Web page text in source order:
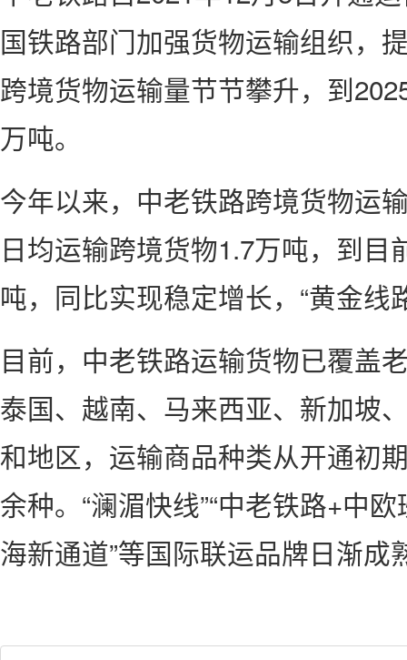
国铁路部门加强货物运输组织，
跨境货物运输量节节攀升，到
万吨。
今年以来，中老铁路跨境货物运
日均运输跨境货物1.7万吨，到目
吨，同比实现稳定增长，“黄金线
目前，中老铁路运输货物已覆盖
泰国、越南、马来西亚、新加坡
和地区，运输商品种类从开通初
余种。“澜湄快线”“中老铁路+中
海新通道”等国际联运品牌日渐成